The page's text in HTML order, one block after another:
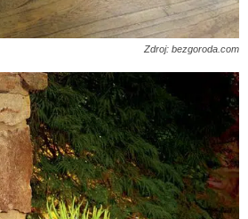
Zdroj: bezgoroda.com